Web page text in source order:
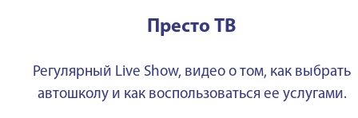
Престо ТВ
Регулярный Live Show, видео о том, как выбрать
автошколу и как воспользоваться ее услугами.